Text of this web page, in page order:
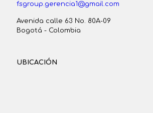
fsgroup.gerencia1@gmail.com
Avenida calle 63 No. 80A-09
Bogotá - Colombia
UBICACIÓN